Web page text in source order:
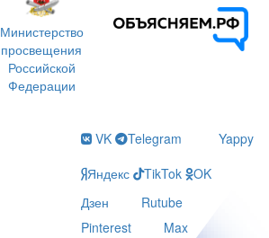
Министерство
просвещения
Российской
Федерации
VK Telegram
Yappy
Яндекс
TikTok
OK
Дзен
Rutube
Pinterest
Max